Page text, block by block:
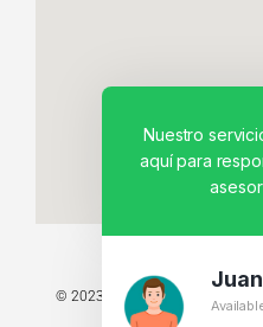
© 2023 TODOS LOS DERECHOS
Nuestro
aquí para
Juan